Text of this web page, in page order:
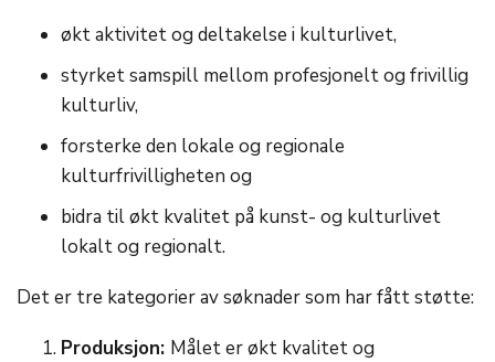
økt aktivitet og deltakelse i kulturlivet,
styrket samspill mellom profesjonelt og frivillig
kulturliv,
forsterke den lokale og regionale
kulturfrivilligheten og
bidra til økt kvalitet på kunst- og kulturlivet
lokalt og regionalt.
Det er tre kategorier av søknader som har fått støtte:
Produksjon: Målet er økt kvalitet og